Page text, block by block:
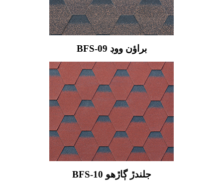
BFS-09 براؤن ووڊ
BFS-10 جلندڙ ڳاڙهو